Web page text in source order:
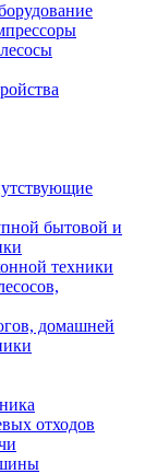
бытовой и
техники
домашней
отходов